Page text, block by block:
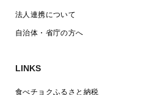
法人連携について
自治体・省庁の方へ
LINKS
食べチョクふるさと納税